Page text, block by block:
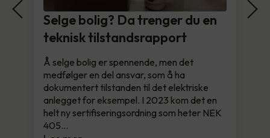
Selge bolig? Da trenger du en
teknisk tilstandsrapport
Å selge bolig er spennende, men det
medfølger en del ansvar, som å ha
dokumentert tilstanden til det elektriske
anlegget for eksempel. I 2023 kom det en
helt ny sertifiseringsordning som heter NEK
405…